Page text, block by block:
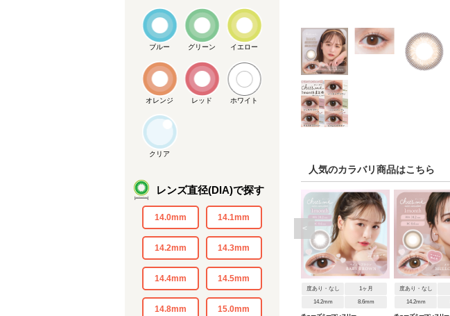
ブルー グリーン イエロー
オレンジ レッド ホワイト
クリア
レンズ直径(DIA)で探す
14.0mm 14.1mm
14.2mm 14.3mm
14.4mm 14.5mm
14.8mm 15.0mm
メーカー提供画像
人気のカラバリ商品はこちら
度あり・なし 1ヶ月
14.2mm 8.6mm
度あり・なし
14.2mm
<